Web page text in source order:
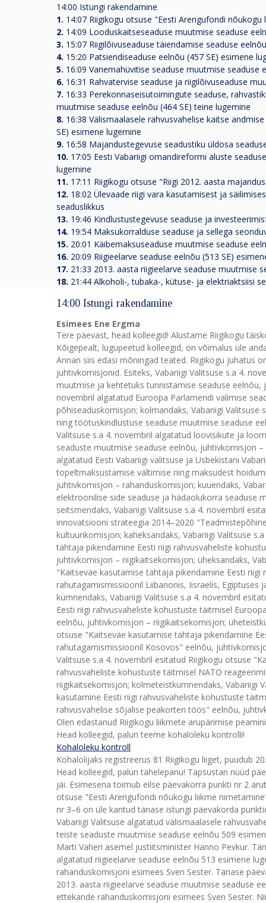
14:00 Istungi rakendamine
1. 14:07 Riigikogu otsuse "Eesti Arengufondi
2. 14:09 Looduskaitseseaduse muutmise seaduse
3. 15:07 Riigilõivuseaduse täiendamise seaduse
4. 15:20 Patsiendiseaduse eelnõu (457 SE) esimene
5. 16:09 Vanemahüvitise seaduse muutmise seaduse
6. 16:31 Rahvatervise seaduse ja riigilõivuseaduse
7. 16:33 Perekonnaseisutoimingute seaduse,
muutmise seaduse eelnõu (464 SE) teine lugemine
8. 16:38 Välismaalasele rahvusvahelise kaitse
SE) esimene lugemine
9. 16:58 Majandustegevuse seadustiku üldosa
10. 17:05 Eesti Vabariigi omandireformi aluste
lugemine
11. 17:11 Riigikogu otsuse "Riigi 2012. aasta
12. 18:02 Ülevaade riigi vara kasutamisest ja
seaduslikkus
13. 19:46 Kindlustustegevuse seaduse ja
14. 19:54 Maksukorralduse seaduse ja sellega
15. 20:01 Käibemaksuseaduse muutmise seaduse
16. 20:09 Riigieelarve seaduse eelnõu (513 SE)
17. 21:33 2013. aasta riigieelarve seaduse muutmise
18. 21:44 Alkoholi-, tubaka-, kütuse- ja elektriaktsiisi
14:00 Istungi rakendamine
Esimees Ene Ergma
Tere päevast, head kolleegid! Alustame Riigikogu
Kõigepealt, lugupeetud kolleegid, on võimalus üle
Annan siis edasi mõningad teated. Riigikogu juhatus
juhtivkomisjonid. Esiteks, Vabariigi Valitsuse s.a 4.
muutmise ja kehtetuks tunnistamise seaduse
novembril algatatud Euroopa Parlamendi valimise
põhiseaduskomisjon; kolmandaks, Vabariigi
ning töötuskindlustuse seaduse muutmise seaduse
Valitsuse s.a 4. novembril algatatud loovisikute ja
seaduste muutmise seaduse eelnõu, juhtivkomisjon
algatatud Eesti Vabariigi valitsuse ja Usbekistani
topeltmaksustamise vältimise ning maksudest
juhtivkomisjon – rahanduskomisjon; kuuendaks,
elektroonilise side seaduse ja hädaolukorra
seitsmendaks, Vabariigi Valitsuse s.a 4. novembril
innovatsiooni strateegia 2014–2020
kultuurikomisjon; kaheksandaks, Vabariigi Valitsuse
tähtaja pikendamine Eesti riigi rahvusvaheliste
juhtivkomisjon – riigikaitsekomisjon; üheksandaks,
"Kaitseväe kasutamise tähtaja pikendamine Eesti
rahutagamismissioonil Liibanonis, Iisraelis,
kümnendaks, Vabariigi Valitsuse s.a 4. novembril
Eesti riigi rahvusvaheliste kohustuste täitmisel
eelnõu, juhtivkomisjon – riigikaitsekomisjon;
otsuse "Kaitseväe kasutamise tähtaja pikendamine
rahutagamismissioonil Kosovos" eelnõu,
Valitsuse s.a 4. novembril esitatud Riigikogu otsuse
rahvusvaheliste kohustuste täitmisel NATO
riigikaitsekomisjon; kolmeteistkümnendaks, Vabariigi
kasutamine Eesti riigi rahvusvaheliste kohustuste
rahvusvahelise sõjalise peakorteri töös" eelnõu,
Olen edastanud Riigikogu liikmete arupärimise
Head kolleegid, palun teeme kohaloleku kontrolli!
Kohaloleku kontroll
Kohalolijaks registreerus 81 Riigikogu liiget, puudub 20.
Head kolleegid, palun tähelepanu! Täpsustan nüüd
jäi. Esimesena toimub eilse päevakorra punkti nr 2
otsuse "Eesti Arengufondi nõukogu liikme
nr 3–6 on üle kantud tänase istungi päevakorda
Vabariigi Valitsuse algatatud välismaalasele
teiste seaduste muutmise seaduse eelnõu 509
Marti Vaheri asemel justiitsminister Hanno Pevkur.
algatatud riigieelarve seaduse eelnõu 513 esimene
rahanduskomisjoni esimees Sven Sester. Tänase
2013. aasta riigieelarve seaduse muutmise seaduse
ettekande rahanduskomisjoni esimees Sven Sester.